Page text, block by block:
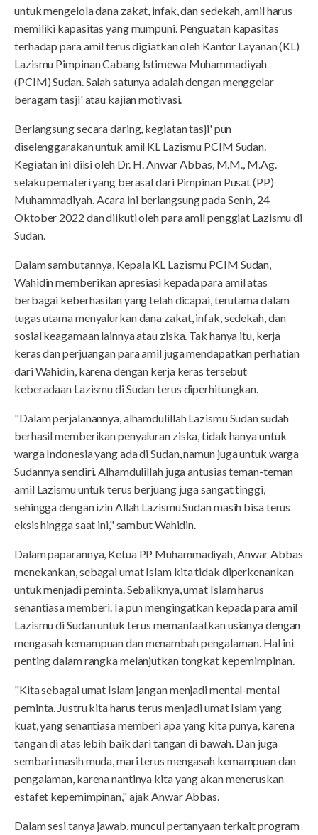
untuk mengelola dana zakat, infak, dan sedekah, amil harus
memiliki kapasitas yang mumpuni. Penguatan kapasitas
terhadap para amil terus digiatkan oleh Kantor Layanan (KL)
Lazismu Pimpinan Cabang Istimewa Muhammadiyah
(PCIM) Sudan. Salah satunya adalah dengan menggelar
beragam tasji' atau kajian motivasi.
Berlangsung secara daring, kegiatan tasji' pun
diselenggarakan untuk amil KL Lazismu PCIM Sudan.
Kegiatan ini diisi oleh Dr. H. Anwar Abbas, M.M., M.Ag.
selaku pemateri yang berasal dari Pimpinan Pusat (PP)
Muhammadiyah. Acara ini berlangsung pada Senin, 24
Oktober 2022 dan diikuti oleh para amil penggiat Lazismu di
Sudan.
Dalam sambutannya, Kepala KL Lazismu PCIM Sudan,
Wahidin memberikan apresiasi kepada para amil atas
berbagai keberhasilan yang telah dicapai, terutama dalam
tugas utama menyalurkan dana zakat, infak, sedekah, dan
sosial keagamaan lainnya atau ziska. Tak hanya itu, kerja
keras dan perjuangan para amil juga mendapatkan perhatian
dari Wahidin, karena dengan kerja keras tersebut
keberadaan Lazismu di Sudan terus diperhitungkan.
"Dalam perjalanannya, alhamdulillah Lazismu Sudan sudah
berhasil memberikan penyaluran ziska, tidak hanya untuk
warga Indonesia yang ada di Sudan, namun juga untuk warga
Sudannya sendiri. Alhamdulillah juga antusias teman-teman
amil Lazismu untuk terus berjuang juga sangat tinggi,
sehingga dengan izin Allah Lazismu Sudan masih bisa terus
eksis hingga saat ini," sambut Wahidin.
Dalam paparannya, Ketua PP Muhammadiyah, Anwar Abbas
menekankan, sebagai umat Islam kita tidak diperkenankan
untuk menjadi peminta. Sebaliknya, umat Islam harus
senantiasa memberi. Ia pun mengingatkan kepada para amil
Lazismu di Sudan untuk terus memanfaatkan usianya dengan
mengasah kemampuan dan menambah pengalaman. Hal ini
penting dalam rangka melanjutkan tongkat kepemimpinan.
"Kita sebagai umat Islam jangan menjadi mental-mental
peminta. Justru kita harus terus menjadi umat Islam yang
kuat, yang senantiasa memberi apa yang kita punya, karena
tangan di atas lebih baik dari tangan di bawah. Dan juga
sembari masih muda, mari terus mengasah kemampuan dan
pengalaman, karena nantinya kita yang akan meneruskan
estafet kepemimpinan," ajak Anwar Abbas.
Dalam sesi tanya jawab, muncul pertanyaan terkait program